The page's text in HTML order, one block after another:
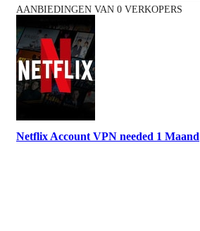
AANBIEDINGEN VAN 0 VERKOPERS
Netflix Account VPN needed 1 Maand